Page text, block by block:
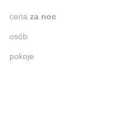
cena za noc
osób
pokoje